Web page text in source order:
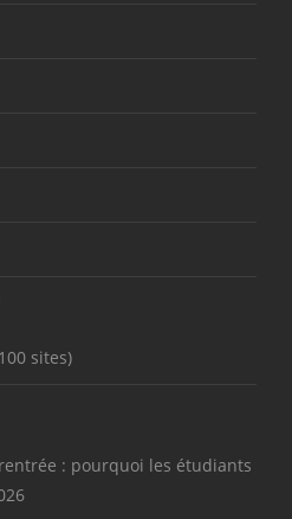
sites)
: pourquoi les étudiants